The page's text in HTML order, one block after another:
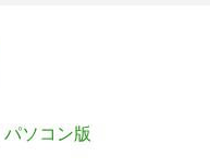
パソコン版